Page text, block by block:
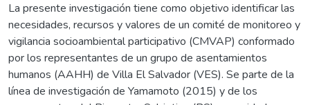
La presente investigación tiene como objetivo identificar las
necesidades, recursos y valores de un comité de monitoreo y
vigilancia socioambiental participativo (CMVAP) conformado
por los representantes de un grupo de asentamientos
humanos (AAHH) de Villa El Salvador (VES). Se parte de la
línea de investigación de Yamamoto (2015) y de los